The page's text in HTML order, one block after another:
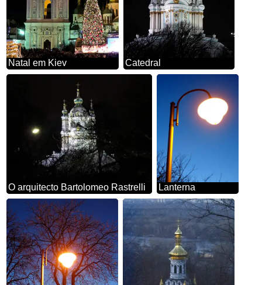
Natal em Kiev Catedral
O arquitecto Bartolomeo Rastrelli Lanterna